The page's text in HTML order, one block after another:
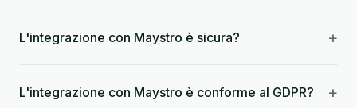
L'integrazione con Maystro è sicura? +
L'integrazione con Maystro è conforme al GDPR? +